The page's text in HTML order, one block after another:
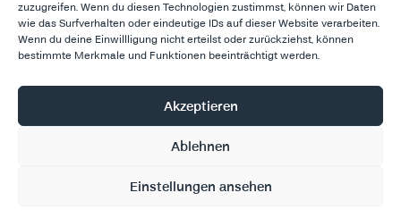
zuzugreifen. Wenn du diesen Technologien zustimmst, können wir Daten
wie das Surfverhalten oder eindeutige IDs auf dieser Website verarbeiten.
Wenn du deine Einwillligung nicht erteilst oder zurückziehst, können
bestimmte Merkmale und Funktionen beeinträchtigt werden.
Akzeptieren
Ablehnen
Einstellungen ansehen
LinkedIn
Berichte & Vorträge
Jetzt unverbindlich anfragen